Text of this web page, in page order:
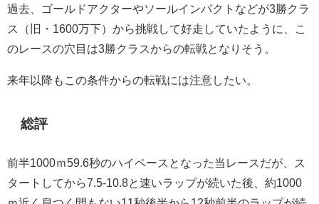
過去、ゴールドアクターやソールインパクトなどが3勝クラ
ス（旧・1600万下）から挑戦して好走していたように、こ
のレースの穴目は3勝クラスからの転戦となりそう。
来年以降もこの条件からの転戦には注意したい。
総評
前半1000ｍ59.6秒のハイペースとなった当レースだが、ス
タートしてから7.5-10.8と速いラップが続いた後、約1000